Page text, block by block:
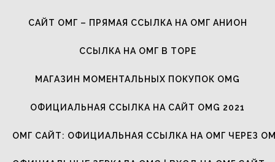
САЙТ ОМГ – ПРЯМАЯ ССЫЛКА НА ОМГ АНИОН
ССЫЛКА НА ОМГ В ТОРЕ
МАГАЗИН МОМЕНТАЛЬНЫХ ПОКУПОК OMG
ОФИЦИАЛЬНАЯ ССЫЛКА НА САЙТ OMG 2021
ОМГ САЙТ: ОФИЦИАЛЬНАЯ ССЫЛКА НА ОМГ ЧЕРЕЗ